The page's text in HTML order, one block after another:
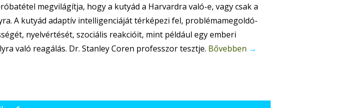
megvilágítja, hogy a kutyád a Harvardra való-e, vagy csak a
A kutyád adaptív intelligenciáját térképezi fel, problémamegoldó-
nyelvértését, szociális reakcióit, mint például egy emberi
való reagálás. Dr. Stanley Coren professzor tesztje. Bővebben →